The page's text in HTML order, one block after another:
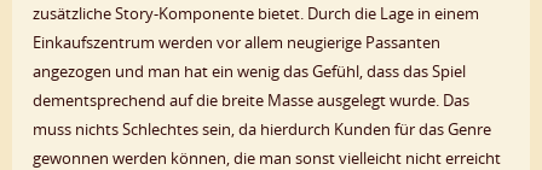
zusätzliche Story-Komponente bietet. Durch die Lage in einem
Einkaufszentrum werden vor allem neugierige Passanten
angezogen und man hat ein wenig das Gefühl, dass das Spiel
dementsprechend auf die breite Masse ausgelegt wurde. Das
muss nichts Schlechtes sein, da hierdurch Kunden für das Genre
gewonnen werden können, die man sonst vielleicht nicht erreicht